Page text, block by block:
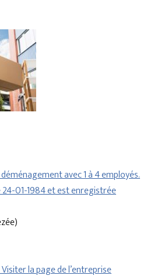
avec 1 à 4 employés.
01-1984 et est enregistrée
Visiter la page de l’entreprise